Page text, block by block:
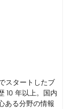
スタートしたブ
10 年以上。国内
ある分野の情報